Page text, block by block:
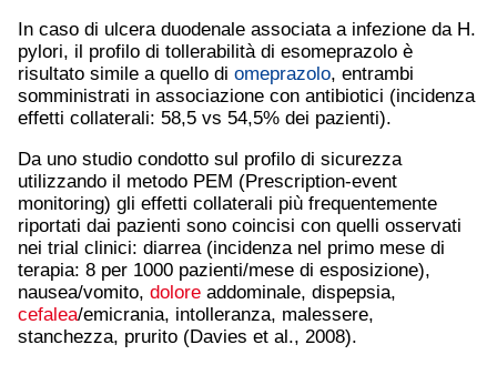
In caso di ulcera duodenale associata a infezione da H.
pylori, il profilo di tollerabilità di esomeprazolo è
risultato simile a quello di omeprazolo, entrambi
somministrati in associazione con antibiotici (incidenza
effetti collaterali: 58,5 vs 54,5% dei pazienti).
Da uno studio condotto sul profilo di sicurezza
utilizzando il metodo PEM (Prescription-event
monitoring) gli effetti collaterali più frequentemente
riportati dai pazienti sono coincisi con quelli osservati
nei trial clinici: diarrea (incidenza nel primo mese di
terapia: 8 per 1000 pazienti/mese di esposizione),
nausea/vomito, dolore addominale, dispepsia,
cefalea/emicrania, intolleranza, malessere,
stanchezza, prurito (Davies et al., 2008).